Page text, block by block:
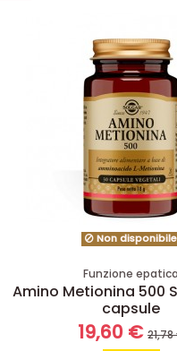
Non disponibile
Funzione epatica
Amino Metionina 500
capsule
19,60 €